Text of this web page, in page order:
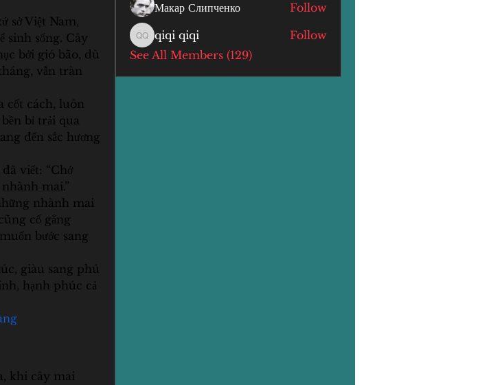
sở Việt Nam,
sinh sống. Cây
bởi gió bão, dù
vẫn tràn
cốt cách, luôn
bỉ trải qua
đến sắc hương
viết: “Chớ
mai.”
nhành mai
cố gắng
bước sang
giàu sang phú
hạnh phúc cả
khi cây mai
Макар Слипченко Follow
qiqi qiqi
qiqi qiqi
Follow
See All Members (129)